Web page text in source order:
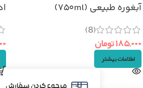
آبغوره طبیعی (۷۵۰ml)
(8)
۱۸۵,۰۰۰تومان
اطلاعات بیشتر